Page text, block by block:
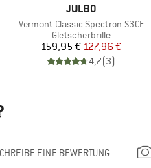
MARKE
JULBO
Artikel
Vermont Classic Spectron S3CF
Produktgruppe
Gletscherbrille
Preis
159,95 €reduzierter Preis
127,96 €
4,7(3)
EINE BEWERTUNG